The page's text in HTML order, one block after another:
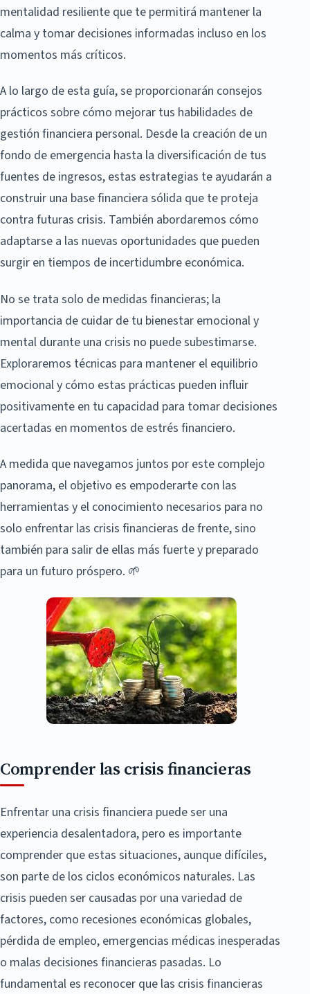
mentalidad resiliente que te permitirá mantener la
calma y tomar decisiones informadas incluso en los
momentos más críticos.
A lo largo de esta guía, se proporcionarán consejos
prácticos sobre cómo mejorar tus habilidades de
gestión financiera personal. Desde la creación de un
fondo de emergencia hasta la diversificación de tus
fuentes de ingresos, estas estrategias te ayudarán a
construir una base financiera sólida que te proteja
contra futuras crisis. También abordaremos cómo
adaptarse a las nuevas oportunidades que pueden
surgir en tiempos de incertidumbre económica.
No se trata solo de medidas financieras; la
importancia de cuidar de tu bienestar emocional y
mental durante una crisis no puede subestimarse.
Exploraremos técnicas para mantener el equilibrio
emocional y cómo estas prácticas pueden influir
positivamente en tu capacidad para tomar decisiones
acertadas en momentos de estrés financiero.
A medida que navegamos juntos por este complejo
panorama, el objetivo es empoderarte con las
herramientas y el conocimiento necesarios para no
solo enfrentar las crisis financieras de frente, sino
también para salir de ellas más fuerte y preparado
para un futuro próspero. 🌱
Comprender las crisis financieras
Enfrentar una crisis financiera puede ser una
experiencia desalentadora, pero es importante
comprender que estas situaciones, aunque difíciles,
son parte de los ciclos económicos naturales. Las
crisis pueden ser causadas por una variedad de
factores, como recesiones económicas globales,
pérdida de empleo, emergencias médicas inesperadas
o malas decisiones financieras pasadas. Lo
fundamental es reconocer que las crisis financieras